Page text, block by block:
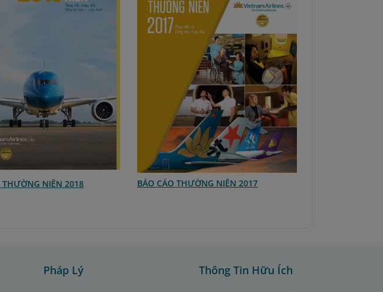
Báo cáo thường niên năm 2016
Báo cáo thường niên năm 2015
Pháp Lý Thông Tin Hữu Ích